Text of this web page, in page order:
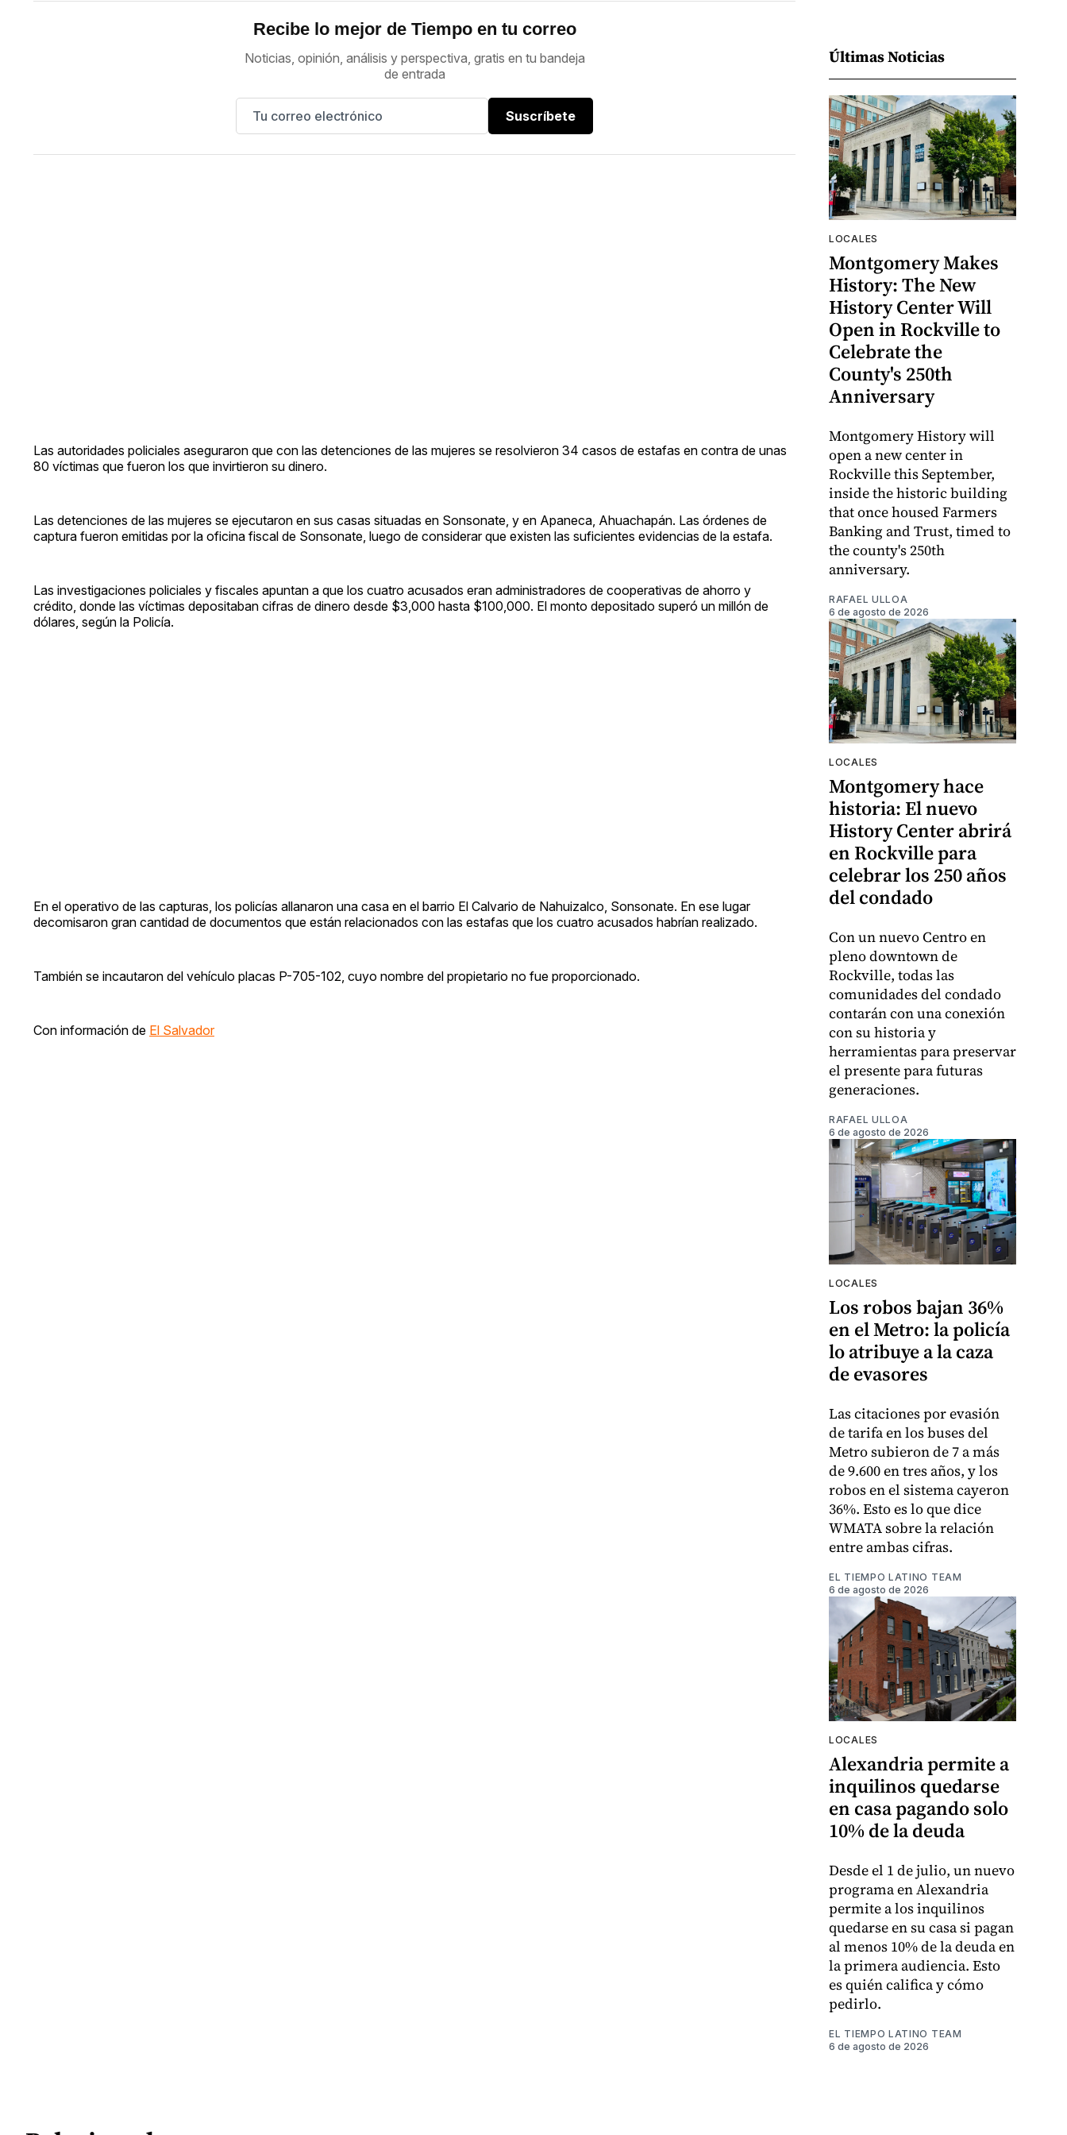
Recibe lo mejor de Tiempo en tu correo
Noticias, opinión, análisis y perspectiva, gratis en tu bandeja
de entrada
Suscríbete
Las autoridades policiales aseguraron que con las detenciones de las mujeres se resolvieron 34 casos de estafas en contra de unas
80 víctimas que fueron los que invirtieron su dinero.
Las detenciones de las mujeres se ejecutaron en sus casas situadas en Sonsonate, y en Apaneca, Ahuachapán. Las órdenes de
captura fueron emitidas por la oficina fiscal de Sonsonate, luego de considerar que existen las suficientes evidencias de la estafa.
Las investigaciones policiales y fiscales apuntan a que los cuatro acusados eran administradores de cooperativas de ahorro y
crédito, donde las víctimas depositaban cifras de dinero desde $3,000 hasta $100,000. El monto depositado superó un millón de
dólares, según la Policía.
En el operativo de las capturas, los policías allanaron una casa en el barrio El Calvario de Nahuizalco, Sonsonate. En ese lugar
decomisaron gran cantidad de documentos que están relacionados con las estafas que los cuatro acusados habrían realizado.
También se incautaron del vehículo placas P-705-102, cuyo nombre del propietario no fue proporcionado.
Con información de El Salvador
Últimas Noticias
LOCALES
Montgomery Makes
History: The New
History Center Will
Open in Rockville to
Celebrate the
County's 250th
Anniversary
Montgomery History will
open a new center in
Rockville this September,
inside the historic building
that once housed Farmers
Banking and Trust, timed to
the county's 250th
anniversary.
RAFAEL ULLOA
6 de agosto de 2026
LOCALES
Montgomery hace
historia: El nuevo
History Center abrirá
en Rockville para
celebrar los 250 años
del condado
Con un nuevo Centro en
pleno downtown de
Rockville, todas las
comunidades del condado
contarán con una conexión
con su historia y
herramientas para preservar
el presente para futuras
generaciones.
RAFAEL ULLOA
6 de agosto de 2026
LOCALES
Los robos bajan 36%
en el Metro: la policía
lo atribuye a la caza
de evasores
Las citaciones por evasión
de tarifa en los buses del
Metro subieron de 7 a más
de 9.600 en tres años, y los
robos en el sistema cayeron
36%. Esto es lo que dice
WMATA sobre la relación
entre ambas cifras.
EL TIEMPO LATINO TEAM
6 de agosto de 2026
LOCALES
Alexandria permite a
inquilinos quedarse
en casa pagando solo
10% de la deuda
Desde el 1 de julio, un nuevo
programa en Alexandria
permite a los inquilinos
quedarse en su casa si pagan
al menos 10% de la deuda en
la primera audiencia. Esto
es quién califica y cómo
pedirlo.
EL TIEMPO LATINO TEAM
6 de agosto de 2026